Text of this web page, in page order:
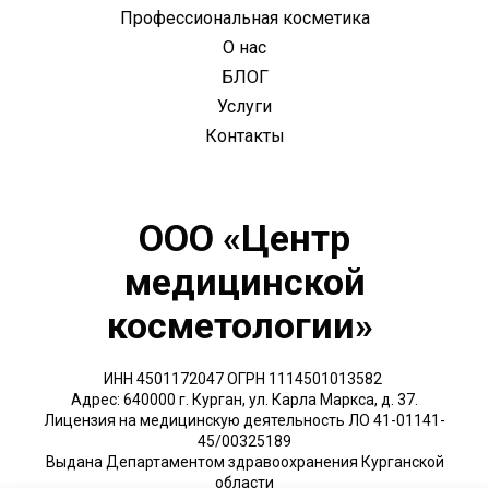
Профессиональная косметика
О нас
БЛОГ
Услуги
Контакты
ООО «Центр
медицинской
косметологии»
ИНН 4501172047 ОГРН 1114501013582
Адрес: 640000 г. Курган, ул. Карла Маркса, д. 37.
Лицензия на медицинскую деятельность ЛО 41-01141-
45/00325189
Выдана Департаментом здравоохранения Курганской
области